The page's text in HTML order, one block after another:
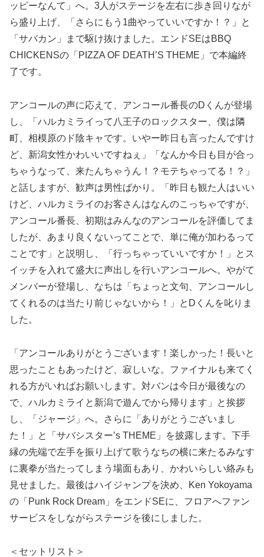
ッピーなんて」へ。3人がステージを左右に歩き回りなが
ら盛り上げ、「さらにもう1曲やっていいですか！？」と
「サバカン」まで駆け抜けました。エンドSEはBBQ
CHICKENSの「PIZZA OF DEATH’S THEME」で本編終
了です。
アンコールの声に応えて、アンコール番長のDくんが登場
し、「ハルカミライって八王子のロックスター、僕は隣
町、相模原のド陰キャです。いやー昨日も言ったんですけ
ど、新潟女性かわいいですねぇ」「なんか今日も目が合っ
ちゃうなって、来たんちゃうん！？モテちゃってる！？」
と話しますが、歓声は男性ばかり。「昨日も観た人はいい
けど、ハルカミライのお客さんはなんのこっちゃですが、
アンコール番長、初期はみんなのアンコールを評価してま
したが、あまり良くないってことで、単に俺が加わるって
ことです」と説明し、「行っちゃっていいですか！」とス
イッチを入れて盛大に声出しを行いアンコールへ。やがて
メンバーが登場し、なちは「ちょっと文句、アンコールし
てくれるのは当たり前じゃないから！」とDくんを叱りま
した。
「アンコールありがとうございます！楽しかった！長いと
思ったこともあったけど、寂しいな。ファイナルも来てく
れる方がいればお願いします。対バンは今日が最後なの
で、ハルカミライと新潟で遊んでから帰ります」と挨拶
し、「ジャージ」へ。さらに「ありがとうございまし
た！」と「サバシスター’s THEME」を披露します。下手
縁の先端で左手を振り上げて歌うなちの横に来たるみなす
に裏拳が当たってしまう場面もあり、かわいらしい絡みも
見せました。最後はハイジャンプを決め、Ken Yokoyama
の「Punk Rock Dream」をエンドSEに、フロアへファン
サービスをしながらステージを後にしました。
＜セットリスト＞